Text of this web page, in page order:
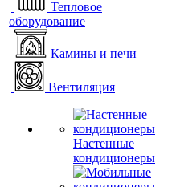
Тепловое
оборудование
Камины и печи
Вентиляция
Настенные
кондиционеры